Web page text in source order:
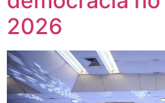
2026